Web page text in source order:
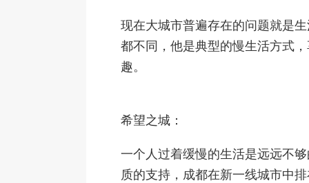
现在大城市普遍存在的问题就是
都不同，他是典型的慢生活方式
趣。
希望之城：
一个人过着缓慢的生活是远远不
质的支持，成都在新一线城市中